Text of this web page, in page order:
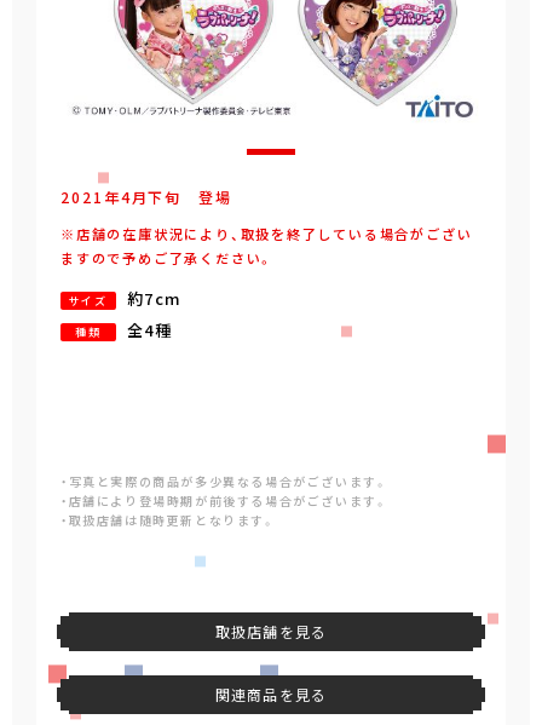
2021年4月下旬 登場
※店舗の在庫状況により、取扱を終了している場合がござい
ますので予めご了承ください。
サイズ 約7cm
種類 全4種
・写真と実際の商品が多少異なる場合がございます。
・店舗により登場時期が前後する場合がございます。
・取扱店舗は随時更新となります。
取扱店舗を見る
関連商品を見る